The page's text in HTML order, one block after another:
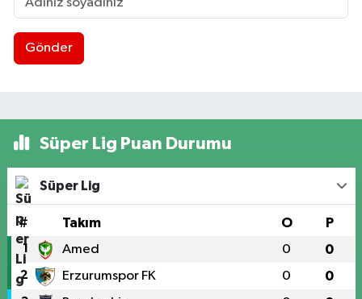
Gönder
Süper Lig Puan Durumu
Süper Lig
# Takım O P
1 Amed 0 0
2 Erzurumspor FK 0 0